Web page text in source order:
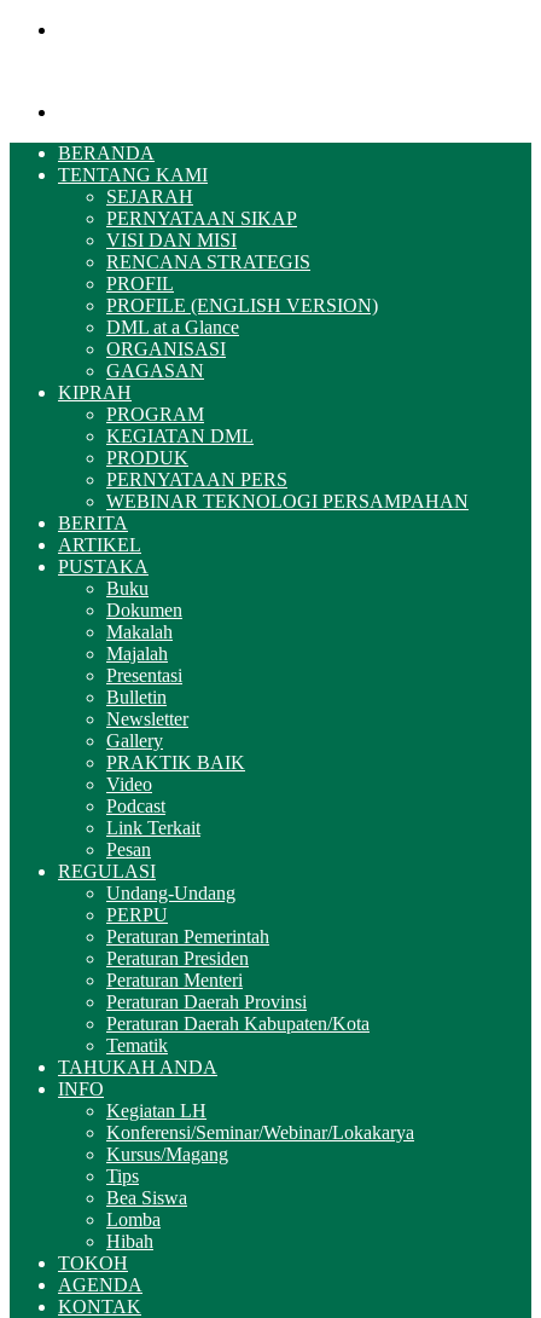
BERANDA
TENTANG KAMI
SEJARAH
PERNYATAAN SIKAP
VISI DAN MISI
RENCANA STRATEGIS
PROFIL
PROFILE (ENGLISH VERSION)
DML at a Glance
ORGANISASI
GAGASAN
KIPRAH
PROGRAM
KEGIATAN DML
PRODUK
PERNYATAAN PERS
WEBINAR TEKNOLOGI PERSAMPAHAN
BERITA
ARTIKEL
PUSTAKA
Buku
Dokumen
Makalah
Majalah
Presentasi
Bulletin
Newsletter
Gallery
PRAKTIK BAIK
Video
Podcast
Link Terkait
Pesan
REGULASI
Undang-Undang
PERPU
Peraturan Pemerintah
Peraturan Presiden
Peraturan Menteri
Peraturan Daerah Provinsi
Peraturan Daerah Kabupaten/Kota
Tematik
TAHUKAH ANDA
INFO
Kegiatan LH
Konferensi/Seminar/Webinar/Lokakarya
Kursus/Magang
Tips
Bea Siswa
Lomba
Hibah
TOKOH
AGENDA
KONTAK